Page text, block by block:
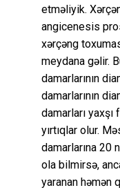
etməliyik.
angicenesis
xərçəng
meydana gəlir.
damarlarının
damarlarının
damarları yaxşı
yırtıqlar olur.
damarlarına 20
ola bilmirsə,
yaranan həmən